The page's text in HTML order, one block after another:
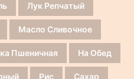
Лук Репчатый
Масло Сливочное
Пшеничная На Обед
Рис Сахар